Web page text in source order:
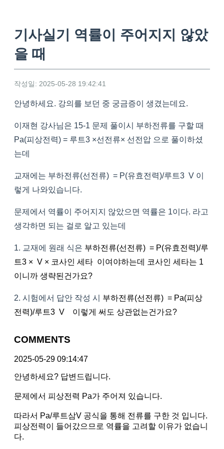
기사실기 역률이 주어지지 않았
을 때
작성일: 2025-05-28 19:42:41
안녕하세요. 강의를 보던 중 궁금증이 생겼는데요.
이재현 강사님은 15-1 문제 풀이시 부하전류를 구할 때
Pa(피상전력) = 루트3 ×선전류× 선전압 으로 풀이하셨
는데
교재에는 부하전류(선전류) = P(유효전력)/루트3 V 이
렇게 나와있습니다.
문제에서 역률이 주어지지 않았으면 역률은 1이다. 라고
생각하면 되는 걸로 알고 있는데
1. 교재에 원래 식은 부하전류(선전류) = P(유효전력)/루
트3 × V × 코사인 세타 이여야하는데 코사인 세타는 1
이니까 생략된건가요?
2. 시험에서 답안 작성 시 부하전류(선전류) = Pa(피상
전력)/루트3 V 이렇게 써도 상관없는건가요?
COMMENTS
2025-05-29 09:14:47
안녕하세요? 답변드립니다.
문제에서 피상전력 Pa가 주어져 있습니다.
따라서 Pa/루트삼V 공식을 통해 전류를 구한 것 입니다.
피상전력이 들어갔으므로 역률을 고려할 이유가 없습니
다.